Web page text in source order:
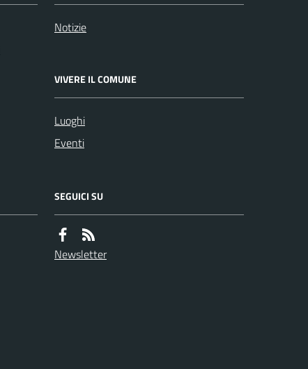
Notizie
VIVERE IL COMUNE
Luoghi
Eventi
SEGUICI SU
Newsletter